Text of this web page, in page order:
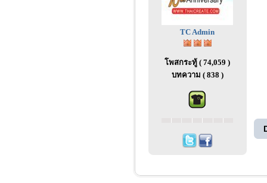
TC Admin
โพสกระทู้ ( 74,059 )
บทความ ( 838 )